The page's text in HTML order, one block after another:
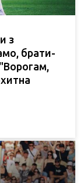
з
брати-